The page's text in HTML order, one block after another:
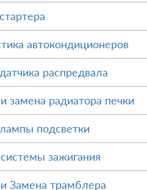
автокондиционеров
распредвала
замена радиатора печки
подсветки
зажигания
Замена трамблера